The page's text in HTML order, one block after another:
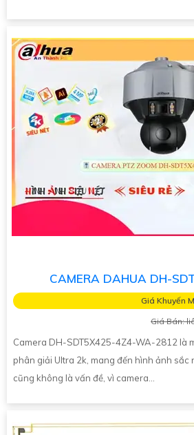
CAMERA DAHUA DH-
Giá Khuyến
Giá Bán:
Camera DH-SDT5X425-4Z4-WA-2812 là
phân giải Ultra 2k, mang đến hình ảnh sắc
cũng không là vấn đề, vì camera...